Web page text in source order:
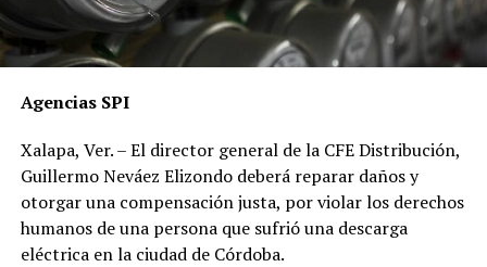
Agencias SPI
Xalapa, Ver. – El director general de la CFE Distribución,
Guillermo Neváez Elizondo deberá reparar daños y
otorgar una compensación justa, por violar los derechos
humanos de una persona que sufrió una descarga
eléctrica en la ciudad de Córdoba.